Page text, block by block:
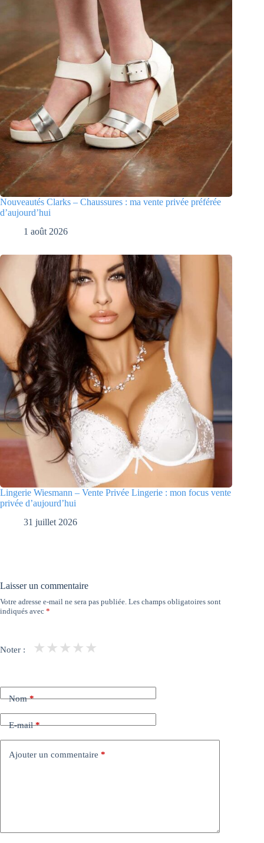
Nouveautés Clarks – Chaussures : ma vente privée préférée
d’aujourd’hui
1 août 2026
Lingerie Wiesmann – Vente Privée Lingerie : mon focus vente
privée d’aujourd’hui
31 juillet 2026
Laisser un commentaire
Votre adresse e-mail ne sera pas publiée. Les champs obligatoires sont
indiqués avec *
Noter : ★
★
★
★
★
Nom*
E-mail*
Ajouter un commentaire *